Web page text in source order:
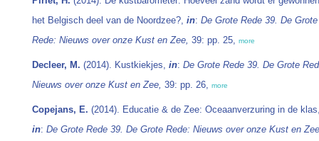
het Belgisch deel van de Noordzee?, in: De Grote Rede 39. De Grote
Rede: Nieuws over onze Kust en Zee, 39: pp. 25, more
Decleer, M. (2014). Kustkiekjes, in: De Grote Rede 39. De Grote
Nieuws over onze Kust en Zee, 39: pp. 26, more
Copejans, E. (2014). Educatie & de Zee: Oceaanverzuring in de
in: De Grote Rede 39. De Grote Rede: Nieuws over onze Kust en